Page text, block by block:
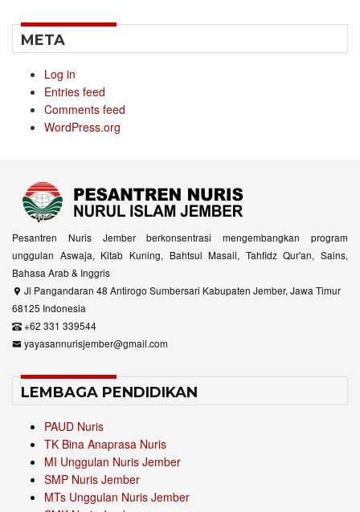
META
Log in
Entries feed
Comments feed
WordPress.org
Pesantren Nuris Jember berkonsentrasi mengembangkan program
unggulan Aswaja, Kitab Kuning, Bahtsul Masail, Tahfidz Qur'an, Sains,
Bahasa Arab & Inggris
Jl Pangandaran 48 Antirogo Sumbersari Kabupaten Jember, Jawa Timur
68125 Indonesia
+62 331 339544
yayasannurisjember@gmail.com
LEMBAGA PENDIDIKAN
PAUD Nuris
TK Bina Anaprasa Nuris
MI Unggulan Nuris Jember
SMP Nuris Jember
MTs Unggulan Nuris Jember